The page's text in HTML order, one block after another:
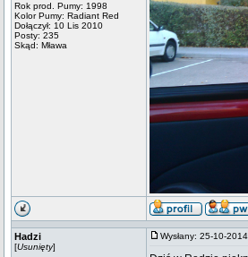
Rok prod. Pumy: 1998
Kolor Pumy: Radiant Red
Dołączył: 10 Lis 2010
Posty: 235
Skąd: Mława
Hadzi
[Usunięty]
Wysłany: 25-10-